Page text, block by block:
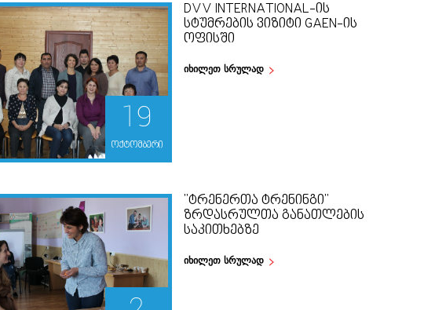
19
ოქტომბერი
DVV INTERNATIONAL-ᲘᲡ
ᲡᲢᲣᲛᲠᲔᲑᲘᲡ ᲕᲘᲖᲘᲢᲘ GAEN-ᲘᲡ
ᲝᲤᲘᲡᲨᲘ
იხილეთ სრულად
"ᲢᲠᲔᲜᲔᲠᲗᲐ ᲢᲠᲔᲜᲘᲜᲒᲘ"
ᲖᲠᲓᲐᲡᲠᲣᲚᲗᲐ ᲒᲐᲜᲐᲗᲚᲔᲑᲘᲡ
ᲡᲐᲙᲘᲗᲮᲔᲑᲖᲔ
იხილეთ სრულად